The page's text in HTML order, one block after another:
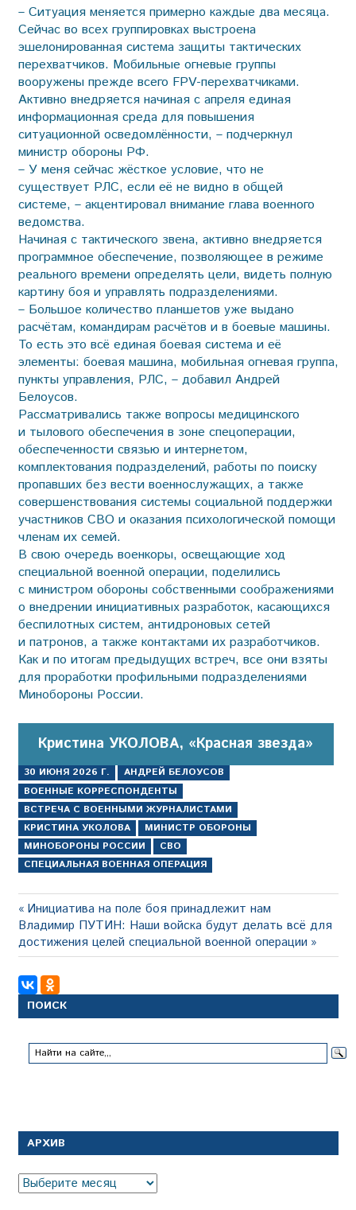
– Ситуация меняется примерно каждые два месяца.
Сейчас во всех группировках выстроена
эшелонированная система защиты тактических
перехватчиков. Мобильные огневые группы
вооружены прежде всего FPV-перехватчиками.
Активно внедряется начиная с апреля единая
информационная среда для повышения
ситуационной осведомлённости, – подчеркнул
министр обороны РФ.
– У меня сейчас жёсткое условие, что не
существует РЛС, если её не видно в общей
системе, – акцентировал внимание глава военного
ведомства.
Начиная с тактического звена, активно внедряется
программное обеспечение, позволяющее в режиме
реального времени определять цели, видеть полную
картину боя и управлять подразделениями.
– Большое количество планшетов уже выдано
расчётам, командирам расчётов и в боевые машины.
То есть это всё единая боевая система и её
элементы: боевая машина, мобильная огневая группа,
пункты управления, РЛС, – добавил Андрей
Белоусов.
Рассматривались также вопросы медицинского
и тылового обеспечения в зоне спецоперации,
обеспеченности связью и интернетом,
комплектования подразделений, работы по поиску
пропавших без вести военнослужащих, а также
совершенствования системы социальной поддержки
участников СВО и оказания психологической помощи
членам их семей.
В свою очередь военкоры, освещающие ход
специальной военной операции, поделились
с министром обороны собственными соображениями
о внедрении инициативных разработок, касающихся
беспилотных систем, антидроновых сетей
и патронов, а также контактами их разработчиков.
Как и по итогам предыдущих встреч, все они взяты
для проработки профильными подразделениями
Минобороны России.
Кристина УКОЛОВА, «Красная звезда»
30 ИЮНЯ 2026 Г.
АНДРЕЙ БЕЛОУСОВ
ВОЕННЫЕ КОРРЕСПОНДЕНТЫ
ВСТРЕЧА С ВОЕННЫМИ ЖУРНАЛИСТАМИ
КРИСТИНА УКОЛОВА
МИНИСТР ОБОРОНЫ
МИНОБОРОНЫ РОССИИ
СВО
СПЕЦИАЛЬНАЯ ВОЕННАЯ ОПЕРАЦИЯ
Навигация
по
записям
Предыдущая
запись:
Инициатива на поле боя принадлежит нам
Следующая
запись:
Владимир ПУТИН: Наши войска будут делать всё для
достижения целей специальной военной операции
ПОИСК
АРХИВ
Архив